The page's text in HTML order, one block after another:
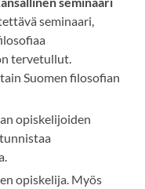
seminaari,
tervetullut.
Suomen filosofian
opiskelijoiden
opiskelija. Myös